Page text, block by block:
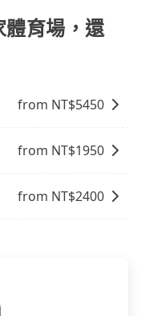
、端午、中秋、
旅客，意味著使
的情況比同行更
預訂價格越優，且
早下訂以把握最划
當營業用車違法
車輛合法且符合
體育場，還
from NT$5450
from NT$1950
from NT$2400